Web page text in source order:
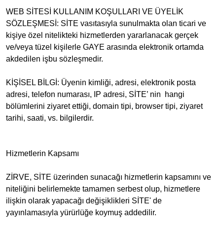
WEB SİTESİ KULLANIM KOŞULLARI VE ÜYELİK
SÖZLEŞMESİ: SİTE vasıtasıyla sunulmakta olan ticari ve
kişiye özel nitelikteki hizmetlerden yararlanacak gerçek
ve/veya tüzel kişilerle GAYE arasında elektronik ortamda
akdedilen işbu sözleşmedir.
KİŞİSEL BİLGİ: Üyenin kimliği, adresi, elektronik posta
adresi, telefon numarası, IP adresi, SİTE’ nin hangi
bölümlerini ziyaret ettiği, domain tipi, browser tipi, ziyaret
tarihi, saati, vs. bilgilerdir.
Hizmetlerin Kapsamı
ZİRVE, SİTE üzerinden sunacağı hizmetlerin kapsamını ve
niteliğini belirlemekte tamamen serbest olup, hizmetlere
ilişkin olarak yapacağı değişiklikleri SİTE' de
yayınlamasıyla yürürlüğe koymuş addedilir.